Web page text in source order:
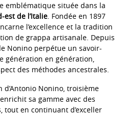
emblématique située dans la
est de l’Italie. Fondée en 1897
l’excellence et la tradition
de grappa artisanale. Depuis
Nonino perpétue un savoir-
génération en génération,
des méthodes ancestrales.
d’Antonio Nonino, troisième
sa gamme avec des
en continuant d’exceller